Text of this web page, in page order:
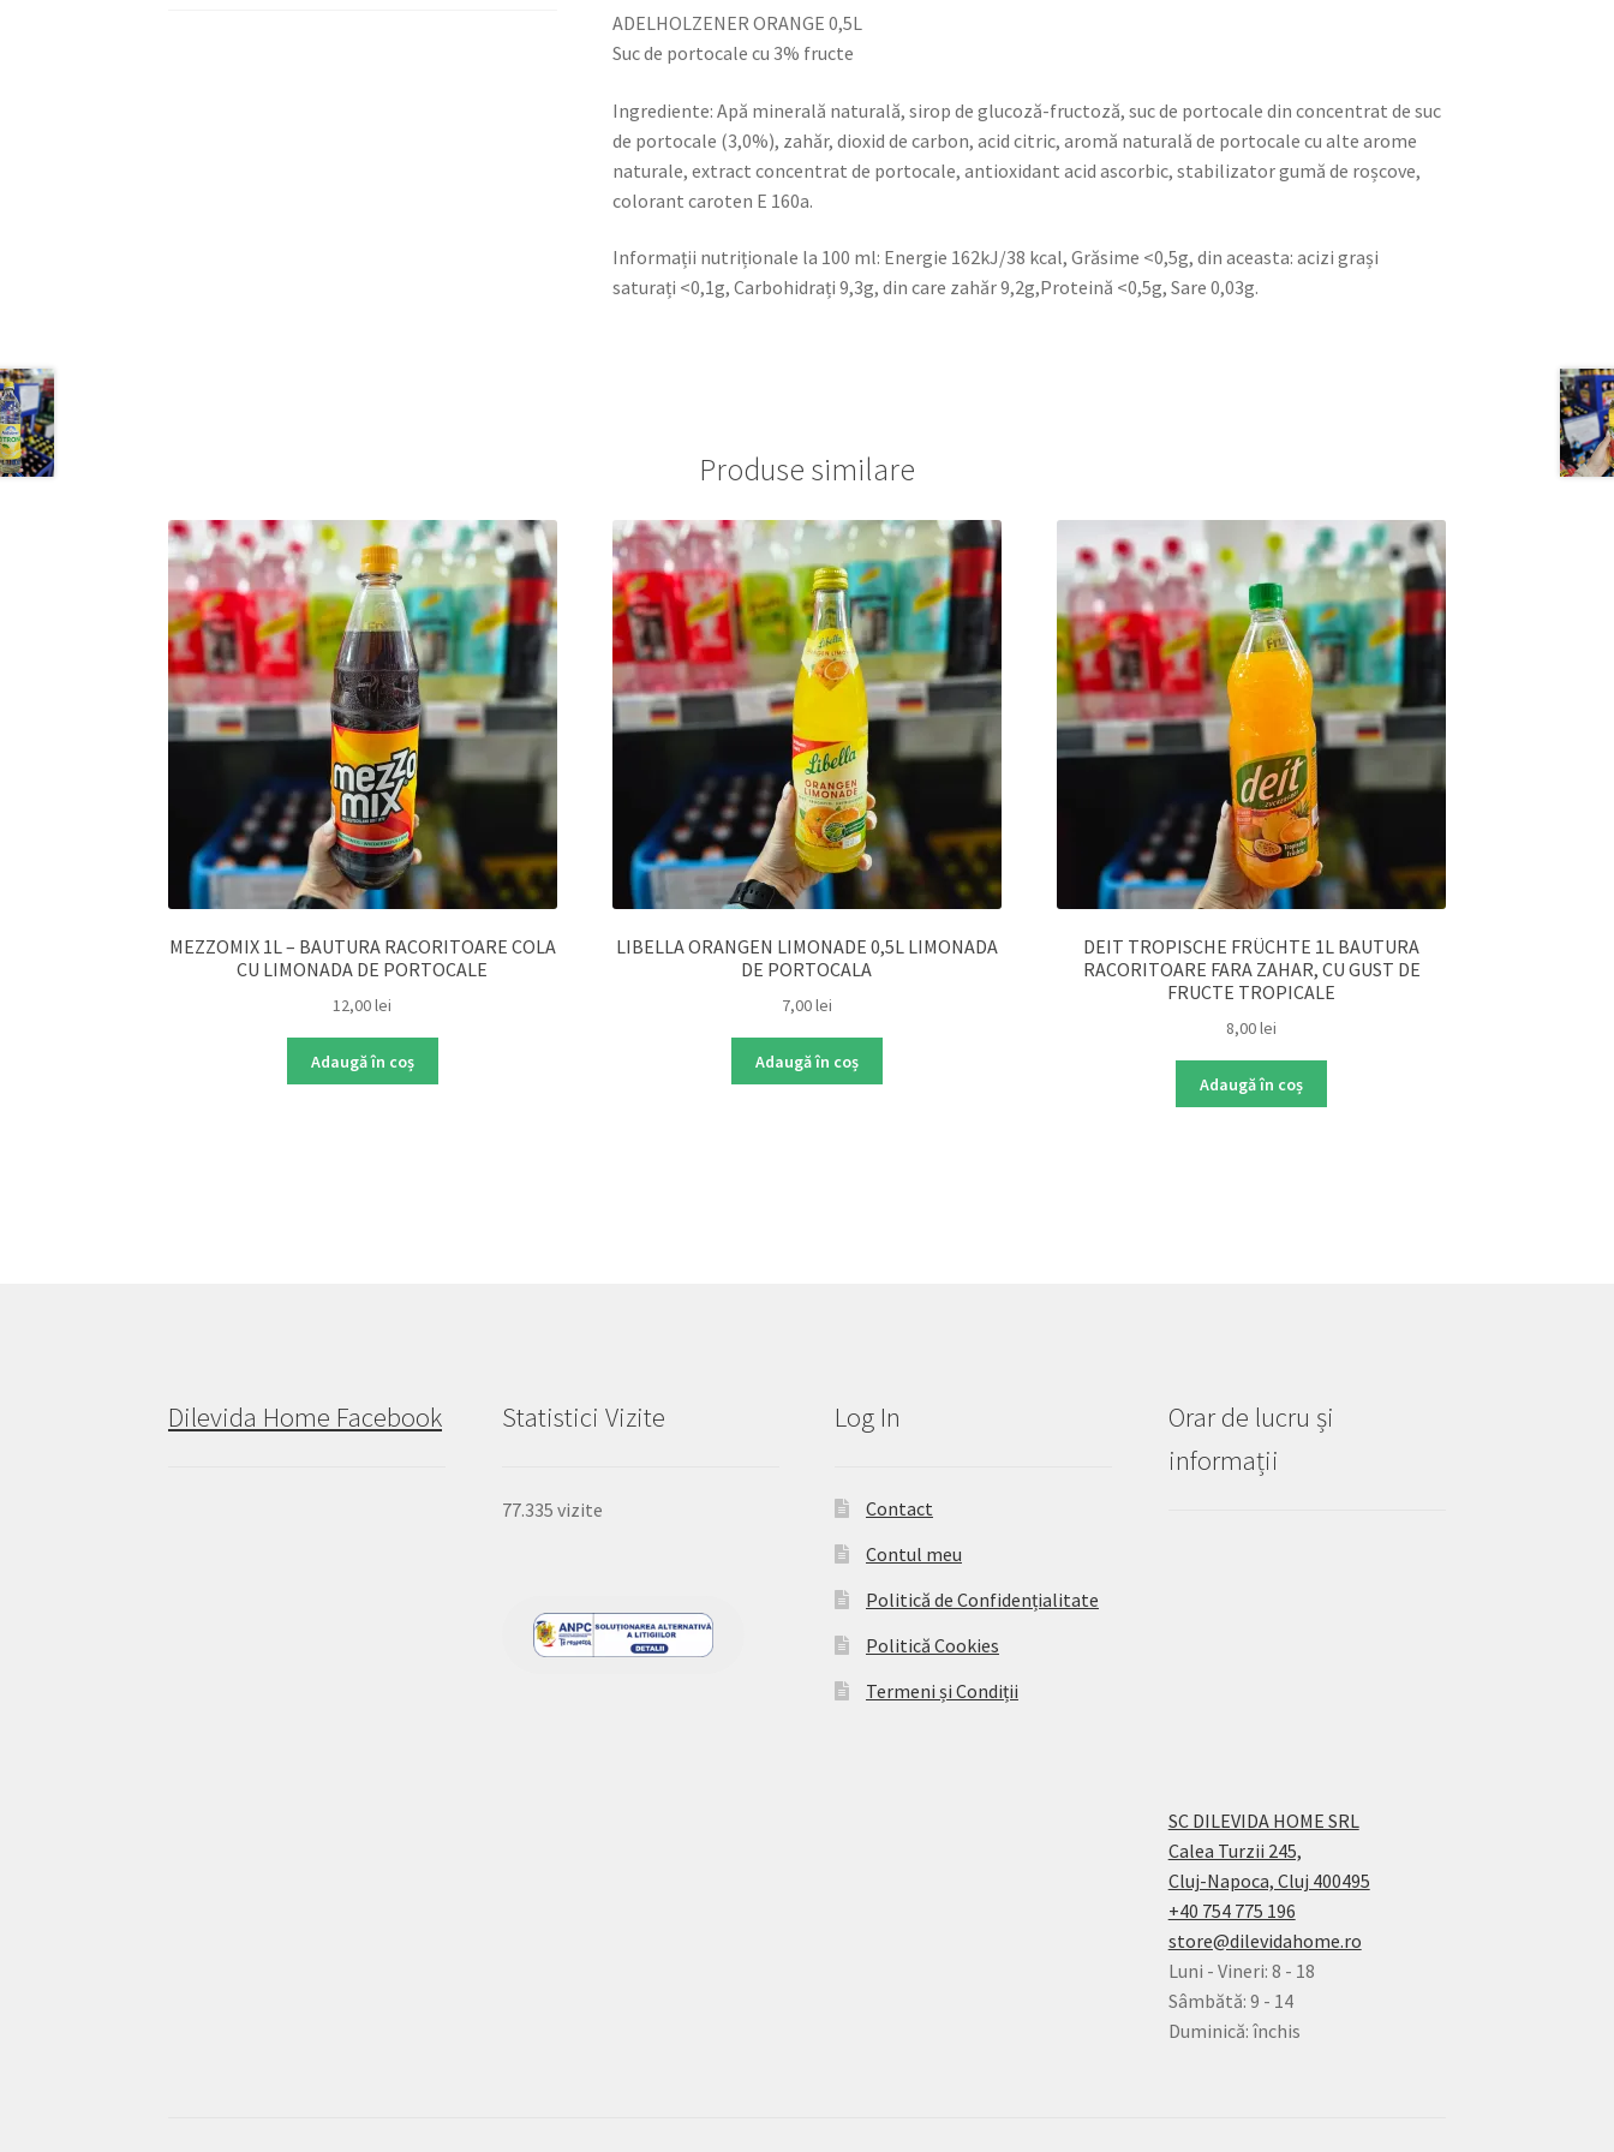
ADELHOLZENER ORANGE 0,5L
Suc de portocale cu 3% fructe
Ingrediente: Apă minerală naturală, sirop de glucoză-fructoză, suc de portocale din concentrat de suc
de portocale (3,0%), zahăr, dioxid de carbon, acid citric, aromă naturală de portocale cu alte arome
naturale, extract concentrat de portocale, antioxidant acid ascorbic, stabilizator gumă de roșcove,
colorant caroten E 160a.
Informații nutriționale la 100 ml: Energie 162kJ/38 kcal, Grăsime <0,5g, din aceasta: acizi grași
saturați <0,1g, Carbohidrați 9,3g, din care zahăr 9,2g,Proteină <0,5g, Sare 0,03g.
Produse similare
MEZZOMIX 1L – BAUTURA RACORITOARE COLA
CU LIMONADA DE PORTOCALE
12,00lei
Adaugă în coș
LIBELLA ORANGEN LIMONADE 0,5L LIMONADA
DE PORTOCALA
7,00lei
Adaugă în coș
DEIT TROPISCHE FRÜCHTE 1L BAUTURA
RACORITOARE FARA ZAHAR, CU GUST DE
FRUCTE TROPICALE
8,00lei
Adaugă în coș
Dilevida Home Facebook Statistici Vizite
77.335 vizite
Log In
Contact
Contul meu
Politică de Confidențialitate
Politică Cookies
Termeni și Condiții
Orar de lucru și
informații
SC DILEVIDA HOME SRL
Calea Turzii 245,
Cluj-Napoca, Cluj 400495
+40 754 775 196
store@dilevidahome.ro
Luni - Vineri: 8 - 18
Sâmbătă: 9 - 14
Duminică: închis